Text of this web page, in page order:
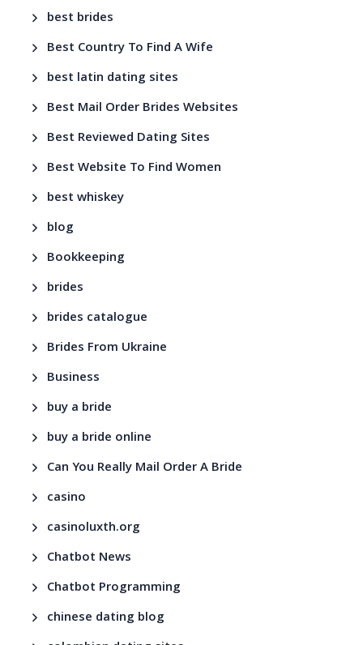
best brides
Best Country To Find A Wife
best latin dating sites
Best Mail Order Brides Websites
Best Reviewed Dating Sites
Best Website To Find Women
best whiskey
blog
Bookkeeping
brides
brides catalogue
Brides From Ukraine
Business
buy a bride
buy a bride online
Can You Really Mail Order A Bride
casino
casinoluxth.org
Chatbot News
Chatbot Programming
chinese dating blog